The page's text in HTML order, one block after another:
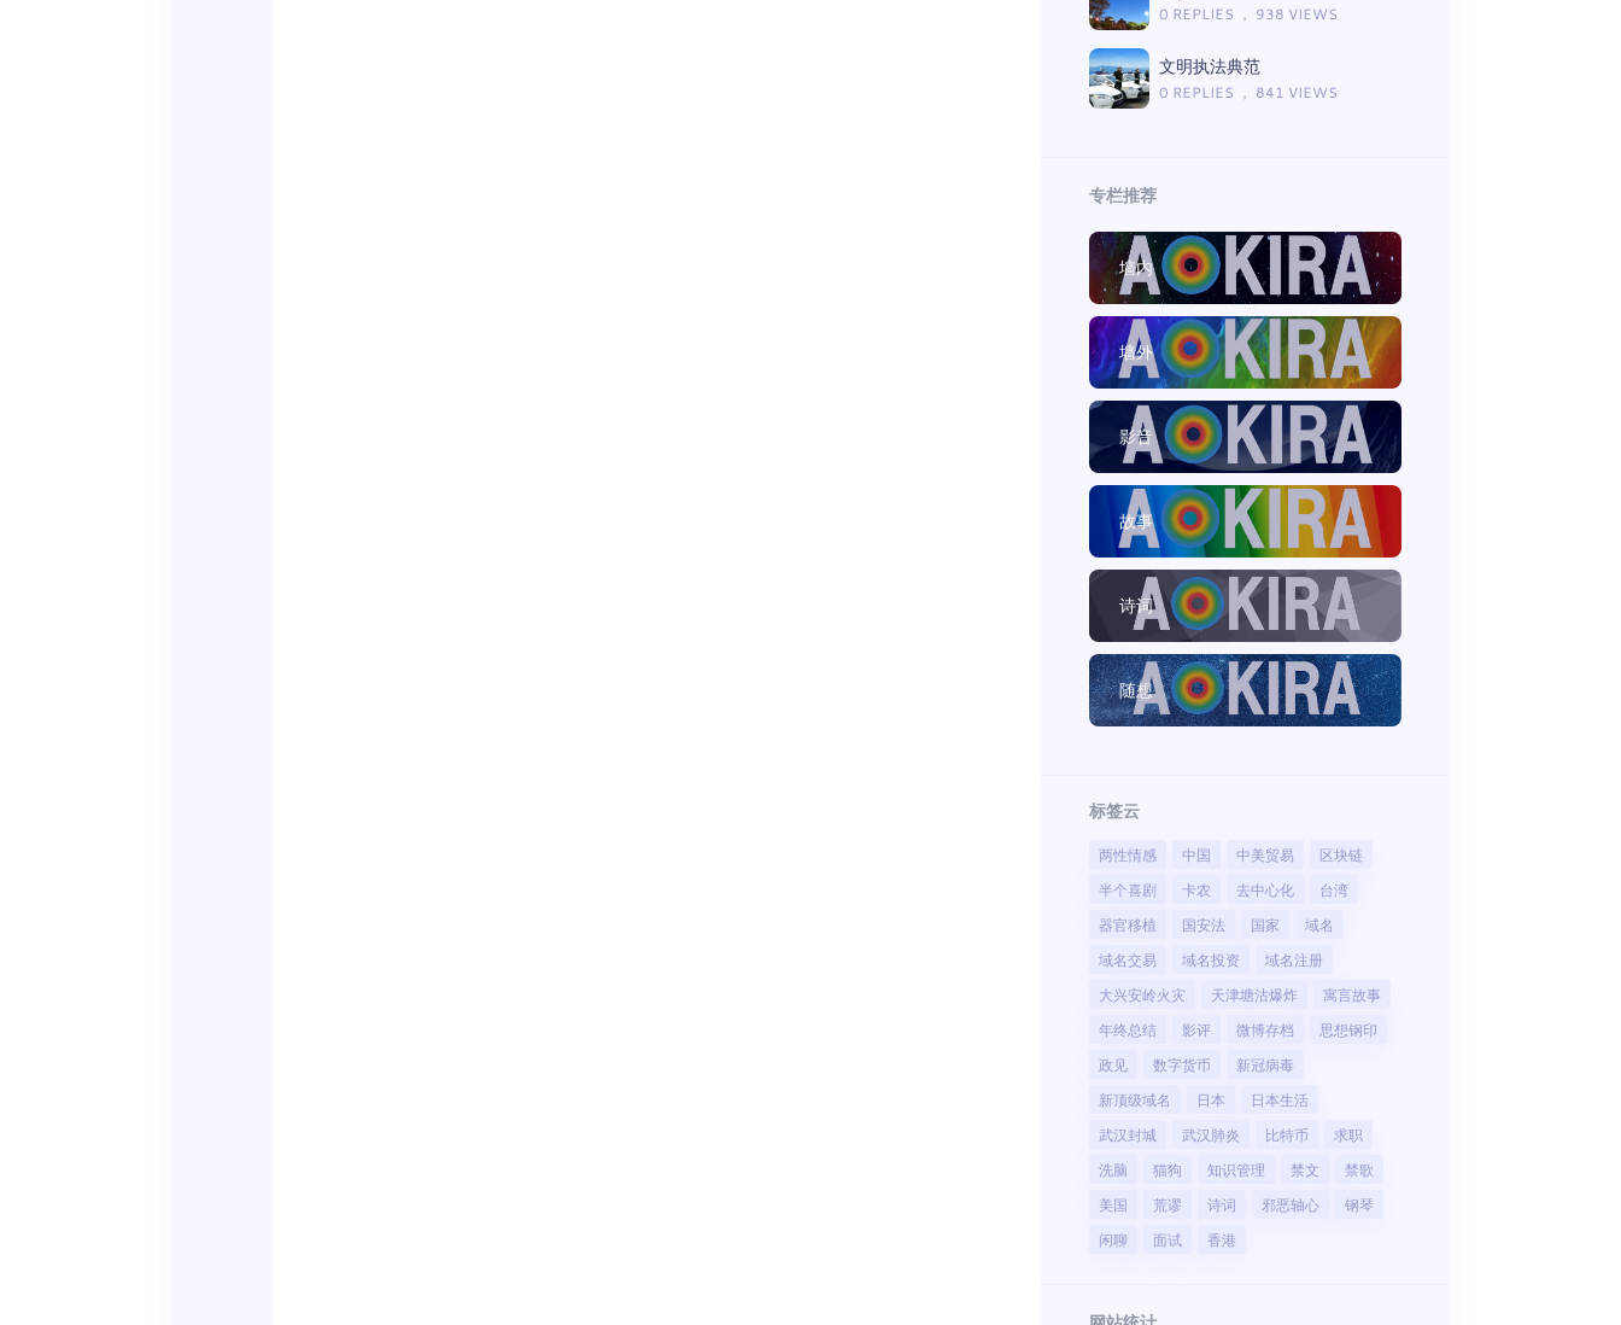
0 REPLIES ， 938 VIEWS
文明执法典范
0 REPLIES ， 841 VIEWS
专栏推荐
墙内
墙外
影音
故事
诗词
随想
标签云
两性情感 中国 中美贸易
区块链
半个喜剧
卡农 去中心化
台湾
器官移植
国安法 国家
域名
域名交易
域名投资
域名注册
大兴安岭火灾
天津塘沽爆炸
寓言故事
年终总结
影评 微博存档
思想钢印
政见
数字货币
新冠病毒
新顶级域名
日本
日本生活
武汉封城
武汉肺炎 比特币
求职
洗脑
猫狗 知识管理 禁文
禁歌
美国
荒谬 诗词 邪恶轴心
钢琴
闲聊
面试 香港